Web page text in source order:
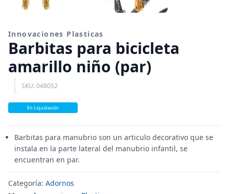
Innovaciones Plasticas
Barbitas para bicicleta
amarillo niño (par)
SKU: 048052
En Liquidación
Barbitas para manubrio son un articulo decorativo que se
instala en la parte lateral del manubrio infantil, se
encuentran en par.
Categoría: Adornos